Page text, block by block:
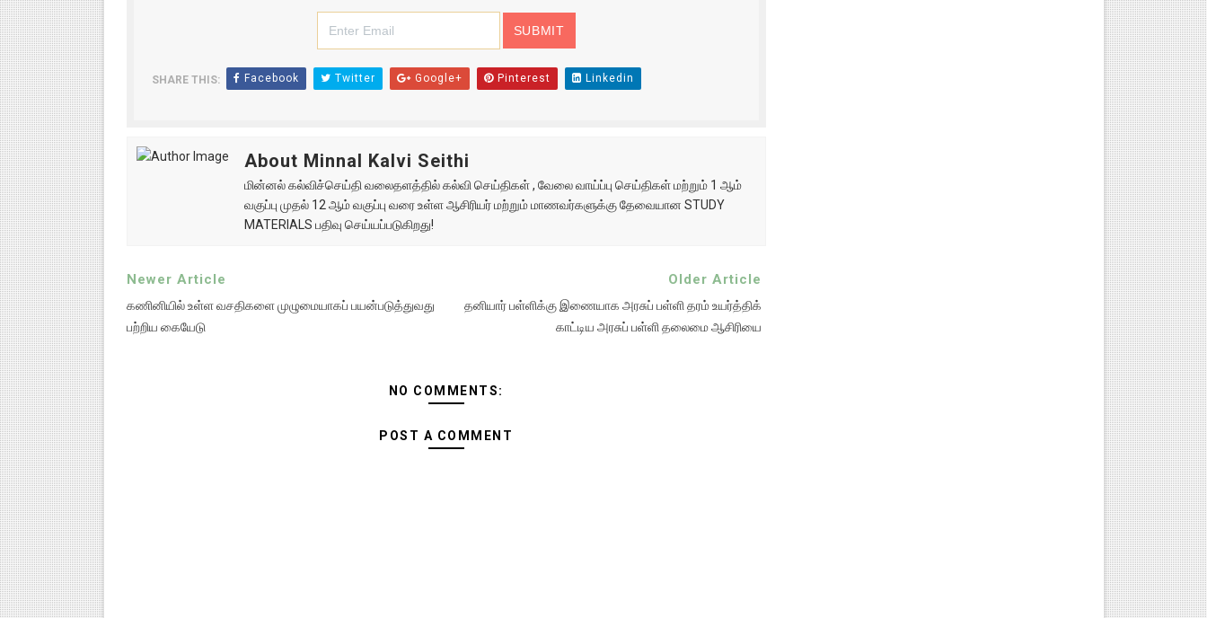
SHARE THIS: Facebook Twitter Google+ Pinterest Linkedin
About Minnal Kalvi Seithi
மின்னல் கல்விச்செய்தி வலைதளத்தில் கல்வி செய்திகள் , வேலை வாய்ப்பு செய்திகள் மற்றும் 1 ஆம்
வகுப்பு முதல் 12 ஆம் வகுப்பு வரை உள்ள ஆசிரியர் மற்றும் மாணவர்களுக்கு தேவையான STUDY
MATERIALS பதிவு செய்யப்படுகிறது!
Newer Article
கணினியில் உள்ள வசதிகளை முழுமையாகப் பயன்படுத்துவது
பற்றிய கையேடு
Older Article
தனியார் பள்ளிக்கு இணையாக அரசுப் பள்ளி தரம் உயர்த்திக்
காட்டிய அரசுப் பள்ளி தலைமை ஆசிரியை
NO COMMENTS:
POST A COMMENT